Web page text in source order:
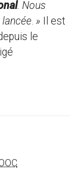
. Nous
. »
Il est
le